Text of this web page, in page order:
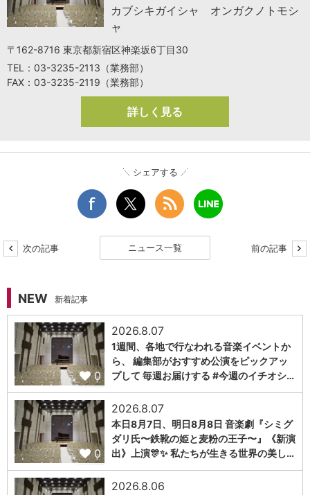
カブシキガイシャ オンガクノトモシ
ャ
〒162-8716 東京都新宿区神楽坂6丁目30
TEL：03-3235-2113（業務部）
FAX：03-3235-2119（業務部）
詳しく見る
シェアする
次の記事 ニュース一覧 前の記事
NEW 新着記事
0
2026.8.07
1週間、各地で行なわれる音楽イベントか
ら、 編集部がおすすめ公演をピックアッ
プして 毎週お届けする #今週のイチオシ…
0
2026.8.07
本日8月7日、明日8月8日 音楽劇『シミグ
ダリ氏〜鉄靴の姫と麦粉の王子〜』《新演
出》上演🎊✨ 私たちが生きる世界の美し…
2026.8.06